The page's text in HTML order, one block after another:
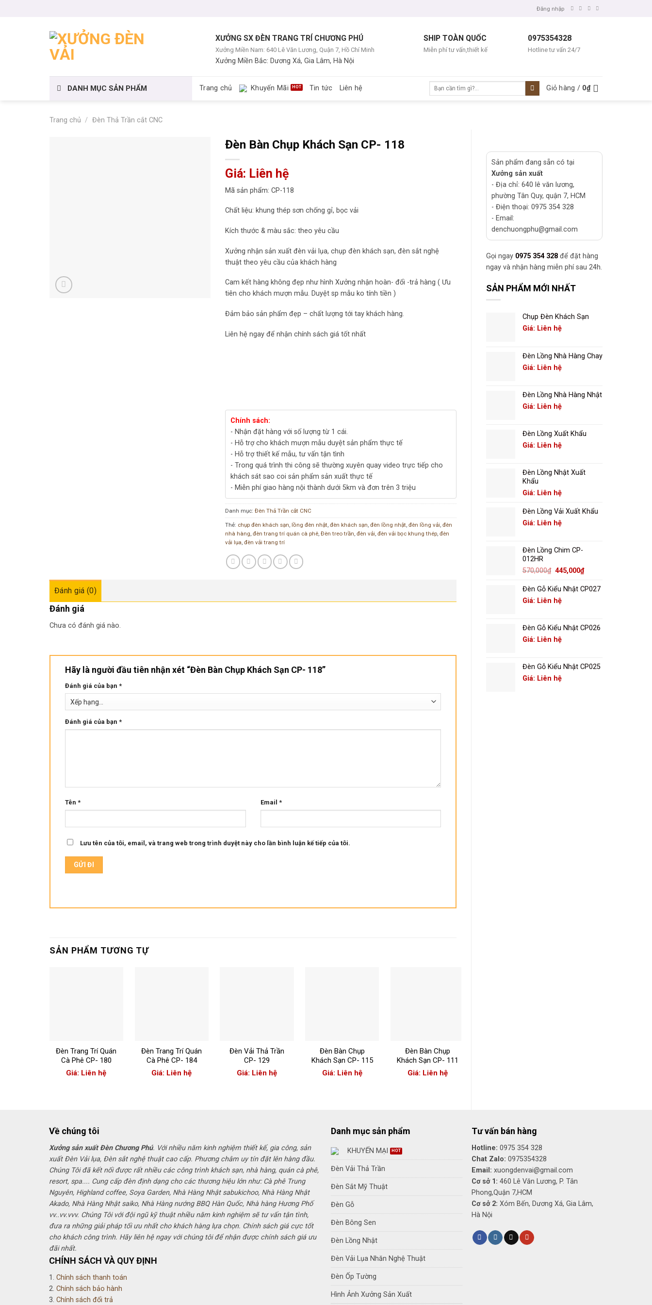
Đăng nhập
XƯỞNG SX ĐÈN TRANG TRÍ CHƯƠNG PHÚ
Xưởng Miền Nam: 640 Lê Văn Lương, Quận 7, Hồ Chí Minh
Xưởng Miền Bắc: Dương Xá, Gia Lâm, Hà Nội
SHIP TOÀN QUỐC
Miễn phí tư vấn,thiết kế
0975354328
Hotline tư vấn 24/7
DANH MỤC SẢN PHẨM Trang chủ Khuyến Mãi Tin tức Liên hệ
Tìm
kiếm:
Giỏ hàng / 0₫
Trang chủ / Đèn Thả Trần cắt CNC
Sản phẩm đang sẵn có tại
Xưởng sản xuất
- Địa chỉ: 640 lê văn lương,
phường Tân Quy, quận 7, HCM
- Điện thoại: 0975 354 328
- Email:
denchuongphu@gmail.com
Gọi ngay 0975 354 328 để đặt hàng
ngay và nhận hàng miễn phí sau 24h.
SẢN PHẨM MỚI NHẤT
Chụp Đèn Khách Sạn
Giá: Liên hệ
Đèn Lồng Nhà Hàng Chay
Giá: Liên hệ
Đèn Lồng Nhà Hàng Nhật
Giá: Liên hệ
Đèn Lồng Xuất Khẩu
Giá: Liên hệ
Đèn Lồng Nhật Xuất
Khẩu
Giá: Liên hệ
Đèn Lồng Vải Xuất Khẩu
Giá: Liên hệ
Đèn Lồng Chim CP-
012HR
570,000₫ Giá
là:
570,000₫.
445,000₫Giá
tại
Đèn Gỗ Kiểu Nhật CP027
Giá: Liên hệ
Đèn Gỗ Kiểu Nhật CP026
Giá: Liên hệ
Đèn Gỗ Kiểu Nhật CP025
Giá: Liên hệ
Đèn Bàn Chụp Khách Sạn CP- 118
Giá: Liên hệ
Mã sản phẩm: CP-118
Chất liệu: khung thép sơn chống gỉ, bọc vải
Kích thước & màu sắc: theo yêu cầu
Xưởng nhận sản xuất đèn vải lụa, chụp đèn khách sạn, đèn sắt nghệ
thuật theo yêu cầu của khách hàng
Cam kết hàng không đẹp như hình Xưởng nhận hoàn- đổi -trả hàng ( Ưu
tiên cho khách mượn mẫu. Duyệt sp mẫu ko tính tiền )
Đảm bảo sản phẩm đẹp – chất lượng tới tay khách hàng.
Liên hệ ngay để nhận chính sách giá tốt nhất
Chính sách:
- Nhận đặt hàng với số lượng từ 1 cái.
- Hỗ trợ cho khách mượn mẫu duyệt sản phẩm thực tế
- Hỗ trợ thiết kế mẫu, tư vấn tận tình
- Trong quá trình thi công sẽ thường xuyên quay video trực tiếp cho
khách sát sao coi sản phẩm sản xuất thực tế
- Miễn phí giao hàng nội thành dưới 5km và đơn trên 3 triệu
Danh mục:Đèn Thả Trần cắt CNC
Thẻ: chụp đèn khách sạn ,lồng đèn nhật ,đèn khách sạn ,đèn lồng nhật ,đèn lồng vải ,đèn
nhà hàng ,đèn trang trí quán cà phê ,Đèn treo trần ,đèn vải ,đèn vải bọc khung thép ,đèn
vải lụa ,đèn vải trang trí
Đánh giá (0)
Đánh giá
Chưa có đánh giá nào.
Hãy là người đầu tiên nhận xét “Đèn Bàn Chụp Khách Sạn CP- 118”
Đánh giá của bạn *
Đánh giá của bạn *
Tên * Email *
Lưu tên của tôi, email, và trang web trong trình duyệt này cho lần bình luận kế tiếp của tôi.
SẢN PHẨM TƯƠNG TỰ
Đèn Trang Trí Quán
Cà Phê CP- 180
Giá: Liên hệ
Đèn Trang Trí Quán
Cà Phê CP- 184
Giá: Liên hệ
Đèn Vải Thả Trần
CP- 129
Giá: Liên hệ
Đèn Bàn Chụp
Khách Sạn CP- 115
Giá: Liên hệ
Đèn Bàn Chụp
Khách Sạn CP- 111
Giá: Liên hệ
Về chúng tôi
Xưởng sản xuất Đèn Chương Phú. Với nhiều năm kinh nghiệm thiết kế, gia công, sản
xuất Đèn Vải lụa, Đèn sắt nghệ thuật cao cấp. Phương châm uy tín đặt lên hàng đầu.
Chúng Tôi đã kết nối được rất nhiều các công trình khách sạn, nhà hàng, quán cà phê,
resort, spa.... Cung cấp đèn định dạng cho các thương hiệu lớn như: Cà phê Trung
Nguyên, Highland coffee, Soya Garden, Nhà Hàng Nhật sabukichoo, Nhà Hàng Nhật
Akado, Nhà Hàng Nhật saiko, Nhà Hàng nướng BBQ Hàn Quốc, Nhà hàng Hương Phố
vv..vv.vvv. Chúng Tôi với đội ngũ kỹ thuật nhiều năm kinh nghiệm sẽ tư vấn tận tình,
đưa ra những giải pháp tối ưu nhất cho khách hàng lựa chọn. Chính sách giá cực tốt
cho khách công trình. Hãy liên hệ ngay với chúng tôi để nhận được chính sách giá ưu
đãi nhất.
CHÍNH SÁCH VÀ QUY ĐỊNH
1. Chính sách thanh toán
2. Chính sách bảo hành
3. Chính sách đổi trả
Danh mục sản phẩm
KHUYẾN MẠI
Đèn Vải Thả Trần
Đèn Sắt Mỹ Thuật
Đèn Gỗ
Đèn Bông Sen
Đèn Lồng Nhật
Đèn Vải Lụa Nhăn Nghệ Thuật
Đèn Ốp Tường
Hình Ảnh Xưởng Sản Xuất
Tư vấn bán hàng
Hotline: 0975 354 328
Chat Zalo: 0975354328
Email: xuongdenvai@gmail.com
Cơ sở 1: 460 Lê Văn Lương, P. Tân
Phong,Quận 7,HCM
Cơ sở 2: Xóm Bến, Dương Xá, Gia Lâm,
Hà Nội